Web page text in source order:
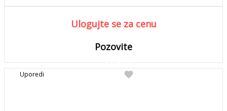
Ulogujte se za cenu
Pozovite
DETALJNIJE
Detaljnijefavorite
Uporedi